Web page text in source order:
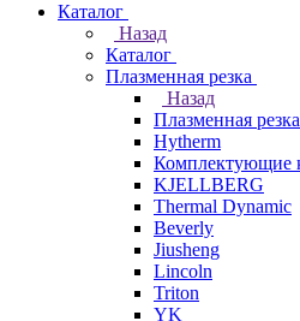
Каталог
Назад
Каталог
Плазменная резка
Назад
Плазменная резка
Hytherm
Комплектующие
KJELLBERG
Thermal Dynamic
Beverly
Jiusheng
Lincoln
Triton
YK